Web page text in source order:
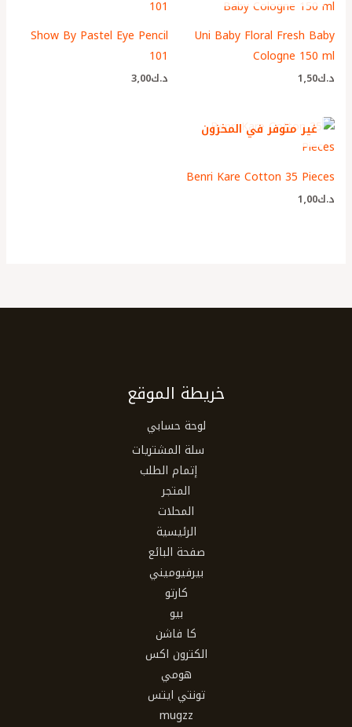
Uni Baby Floral Fresh Baby
Cologne 150 ml
د.ك1٫50
Show By Pastel Eye Pencil
101
د.ك3٫00
غير متوفر في المخزون
Benri Kare Cotton 35 Pieces
د.ك1٫00
خريطة الموقع
لوحة حسابي
سلة المشتريات
إتمام الطلب
المتجر
المحلات
الرئيسية
صفحة البائع
بيرفيوميني
كارتو
بيو
كا فاشن
الكترون اكس
هومي
تونتي ايتس
mugzz